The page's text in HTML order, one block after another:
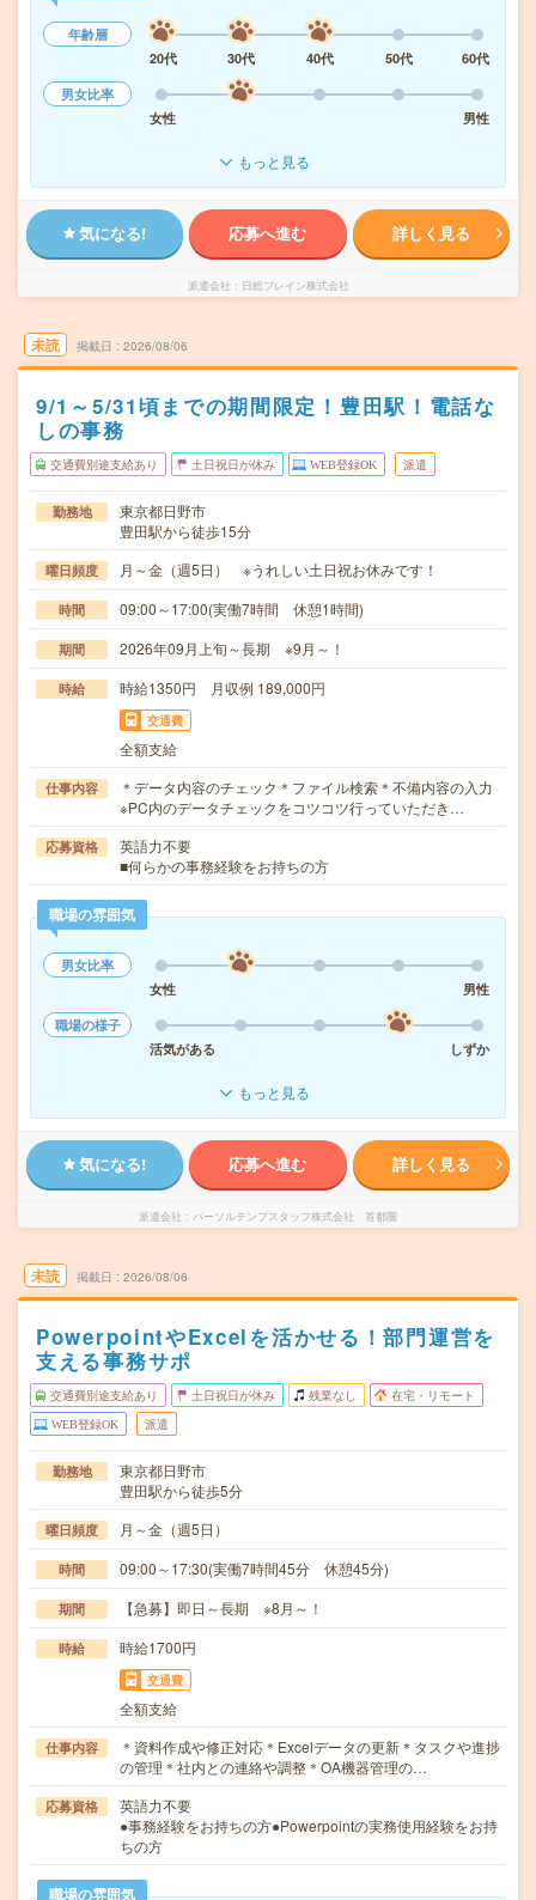
年齢層
20代
30代 40代 50代
60代
男女比率
女性
男性
もっと見る
気になる! 応募へ進む 詳しく見る
派遣会社 日総ブレイン株式会社
未読 掲載日 2026/08/06
9/1～5/31頃までの期間限定！豊田駅！電話な
しの事務
交通費別途支給あり 土日祝日が休み WEB登録OK 派遣
勤務地
東京都日野市
豊田駅から徒歩15分
曜日頻度 月～金（週5日） ※うれしい土日祝お休みです！
時間 09:00～17:00(実働7時間 休憩1時間)
期間 2026年09月上旬～長期 ※9月～！
時給 時給1350円 月収例 189,000円
交通費
全額支給
仕事内容
＊データ内容のチェック＊ファイル検索＊不備内容の入力
※PC内のデータチェックをコツコツ行っていただき…
応募資格
英語力不要
■何らかの事務経験をお持ちの方
職場の雰囲気
男女比率
女性
男性
職場の様子
活気がある
しずか
もっと見る
気になる! 応募へ進む 詳しく見る
派遣会社 パーソルテンプスタッフ株式会社 首都圏
未読 掲載日 2026/08/06
PowerpointやExcelを活かせる！部門運営を
支える事務サポ
交通費別途支給あり 土日祝日が休み 残業なし 在宅・リモート
WEB登録OK 派遣
勤務地
東京都日野市
豊田駅から徒歩5分
曜日頻度 月～金（週5日）
時間 09:00～17:30(実働7時間45分 休憩45分)
期間 【急募】即日～長期 ※8月～！
時給 時給1700円
交通費
全額支給
仕事内容
＊資料作成や修正対応＊Excelデータの更新＊タスクや進捗
の管理＊社内との連絡や調整＊OA機器管理の…
応募資格
英語力不要
●事務経験をお持ちの方●Powerpointの実務使用経験をお持
ちの方
職場の雰囲気